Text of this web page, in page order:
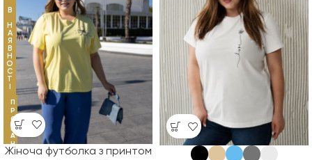
В
Н
А
Я
В
Н
О
С
Т
П
Р
О
Д
А
Н
О
Жіноча футболка з принтом